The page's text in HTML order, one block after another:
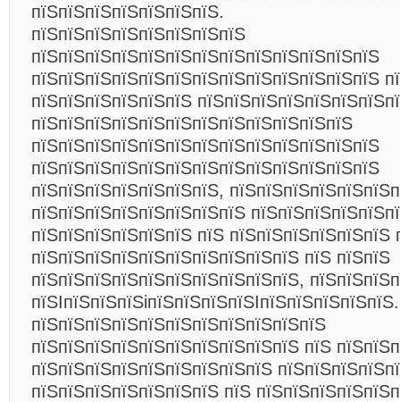
пїЅпїЅпїЅпїЅпїЅпїЅпїЅ.
пїЅпїЅпїЅпїЅпїЅпїЅпїЅпїЅ
пїЅпїЅпїЅпїЅпїЅпїЅпїЅпїЅпїЅпїЅпїЅпїЅпїЅ
пїЅпїЅпїЅпїЅпїЅпїЅпїЅпїЅпїЅпїЅпїЅпїЅпїЅ
пїЅпїЅпїЅпїЅпїЅпїЅ
пїЅпїЅпїЅпїЅпїЅпїЅпїЅпїЅпїЅпїЅпїЅпїЅ
пїЅпїЅпїЅпїЅпїЅпїЅпїЅпїЅпїЅпїЅпїЅпїЅпїЅ
пїЅпїЅпїЅпїЅпїЅпїЅпїЅпїЅпїЅпїЅпїЅпїЅпїЅ
пїЅпїЅпїЅпїЅпїЅпїЅпїЅ,
пїЅпїЅпїЅпїЅпїЅпїЅпїЅпїЅ
пїЅпїЅпїЅпїЅпїЅпїЅ пїЅ пїЅпїЅпїЅпїЅпїЅпїЅ
пїЅпїЅпїЅпїЅпїЅпїЅпїЅпїЅпїЅпїЅ пїЅ пїЅпїЅ
пїЅпїЅпїЅпїЅпїЅпїЅпїЅпїЅпїЅпїЅ,
пїЅпїЅпїЅпїЅпїЅпїЅпїЅпїЅпїЅпїЅпїЅ
пїЅпїЅпїЅпїЅпїЅпїЅпїЅпїЅпїЅпїЅ пїЅ
пїЅпїЅпїЅпїЅпїЅпїЅпїЅпїЅпїЅ
пїЅпїЅпїЅпїЅпїЅпїЅпїЅ пїЅ